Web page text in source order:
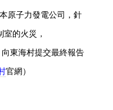
原子力發電公司，針
的火災，
東海村提交最終報告
官網）